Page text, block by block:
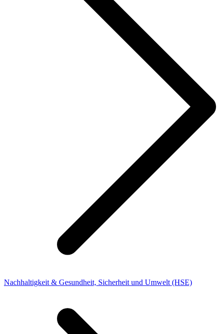
Nachhaltigkeit & Gesundheit, Sicherheit und Umwelt (HSE)